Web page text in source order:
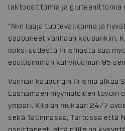
laktoosittomia ja gluteenittomia
”Niin laaja tuotevalikoima ja
saapuneet vanhaan kaupunkiin.
iloksi uudesta Prismasta saa
edullisimman kahvijuoman 95
Vanhan kaupungin Prisma alkaa
Lasnamäen myymälöiden tavoin
ympäri. Kilpiän mukaan 24/7
sekä Tallinnassa, Tartossa että